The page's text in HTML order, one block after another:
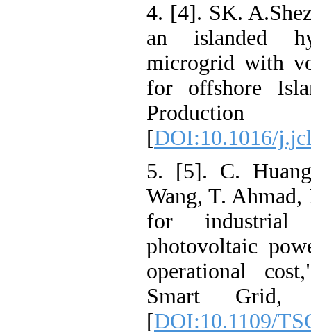
4. [4]. SK.
an islanded
microgrid with
for offshore
[DOI:10.1016/
5. [5]. C.
Wang, T.
for
photovoltaic
operational
Smart
[DOI:10.1109/